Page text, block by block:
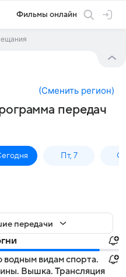
Фильмы онлайн
(Сменить регион)
передач
Пт, 7
передачи
видам спорта.
Вышка. Трансляция